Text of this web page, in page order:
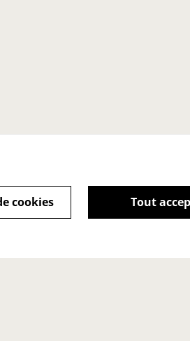
Point de vente
Tout
cookies